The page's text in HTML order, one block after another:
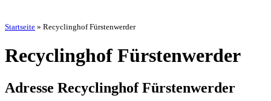
Startseite » Recyclinghof Fürstenwerder
Recyclinghof Fürstenwerder
Adresse Recyclinghof Fürstenwerder